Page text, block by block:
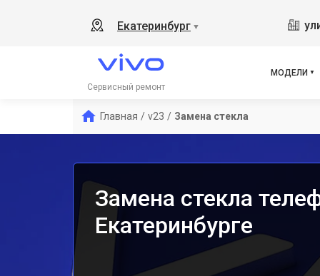
Екатеринбург ▼
Сервисный ремонт
МОДЕЛИ
Y19
V23e
Y12
Главная / v23 / Замена стекла
Замена стекла
Екатеринбурге